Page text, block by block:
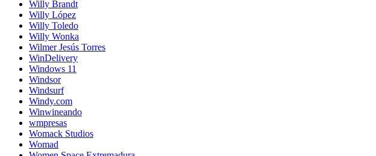
Willy Brandt
Willy López
Willy Toledo
Willy Wonka
Wilmer Jesús Torres
WinDelivery
Windows 11
Windsor
Windsurf
Windy.com
Winwineando
wmpresas
Womack Studios
Womad